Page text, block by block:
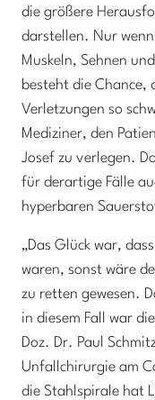
die größere
darstellen. Nur
Muskeln, Sehnen
besteht die Chance,
Verletzungen so
Mediziner, den
Josef zu verlegen.
für derartige Fälle
hyperbaren
„Das Glück war,
waren, sonst wäre
zu retten gewesen.
in diesem Fall war
Doz. Dr. Paul
Unfallchirurgie am
die Stahlspirale hat